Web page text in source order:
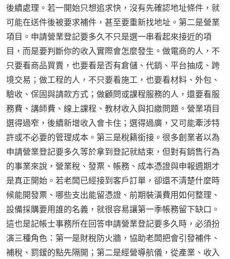
後續處理。若一開始只想追求快，沒有先確認地址條件，就
可能在送件後被要求補件，甚至要重新找地址。第二是營業
項目。申請營業登記要多久不只是選一串看起來接近的項
目，而是要判斷你的收入實際會怎麼發生。做電商的人，不
只要看商品買賣，也要看是否有倉儲、代銷、平台抽成、跨
境交易；做工程的人，不只要看施工，也要看材料、外包、
驗收、保固與請款方式；做顧問或課程服務的人，還要看服
務費、講師費、線上課程、教材收入與扣繳問題。營業項目
選得過窄，後續新增收入會卡住；選得過廣，又可能牽涉特
許或不必要的管理成本。第三是稅籍銜接。很多創業者以為
申請營業登記要多久等於拿到登記就結束，但對有銷售行為
的事業來說，營業稅、發票、帳務、成本憑證與申報週期才
是真正開始。若老闆已經接到客戶訂單，卻還不清楚什麼時
候能開發票、哪些支出能留憑證、前期裝潢費用如何整理、
設備採購要用誰的名義，就很容易讓第一季帳務留下缺口。
這也是記帳士事務所在回答申請營業登記要多久時，必須扮
演三種角色：第一是財稅防火牆，協助老闆把會引發補件、
補稅、罰鍰的點先隔開；第二是經營導航儀，從產業、收入